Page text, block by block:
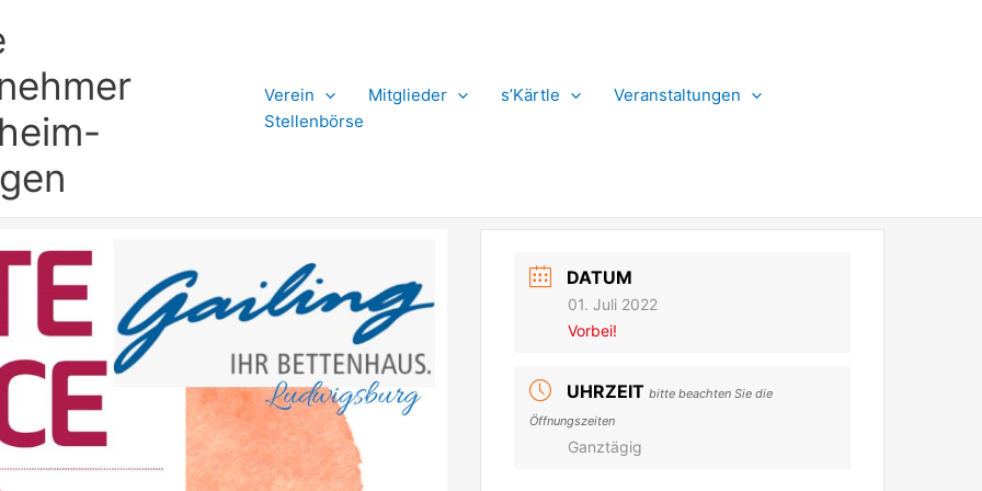
Verein Mitglieder s’Kärtle
Veranstaltungen
Stellenbörse
DATUM
01. Juli 2022
Vorbei!
UHRZEIT bitte beachten Sie die
Öffnungszeiten
Ganztägig